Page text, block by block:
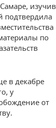
изучив
подтвердила
по
в декабре
у
от